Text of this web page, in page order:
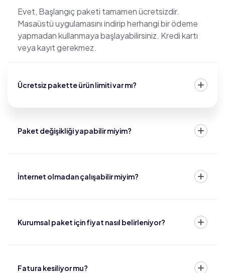
Evet, Başlangıç paketi tamamen ücretsizdir.
Masaüstü uygulamasını indirip herhangi bir ödeme
yapmadan kullanmaya başlayabilirsiniz. Kredi kartı
veya kayıt gerekmez.
Ücretsiz pakette ürün limiti var mı?
Paket değişikliği yapabilir miyim?
İnternet olmadan çalışabilir miyim?
Kurumsal paket için fiyat nasıl belirleniyor?
Fatura kesiliyor mu?